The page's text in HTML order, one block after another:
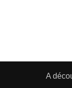
A